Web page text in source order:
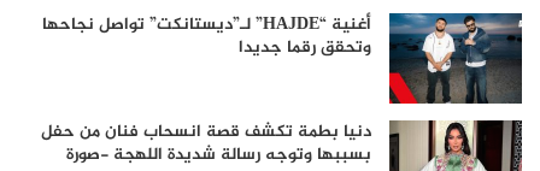
أغنية “HAJDE” لـ”ديستانكت” تواصل نجاحها
وتحقق رقما جديدا
دنيا بطمة تكشف قصة انسحاب فنان من حفل
بسببها وتوجه رسالة شديدة اللهجة -صورة